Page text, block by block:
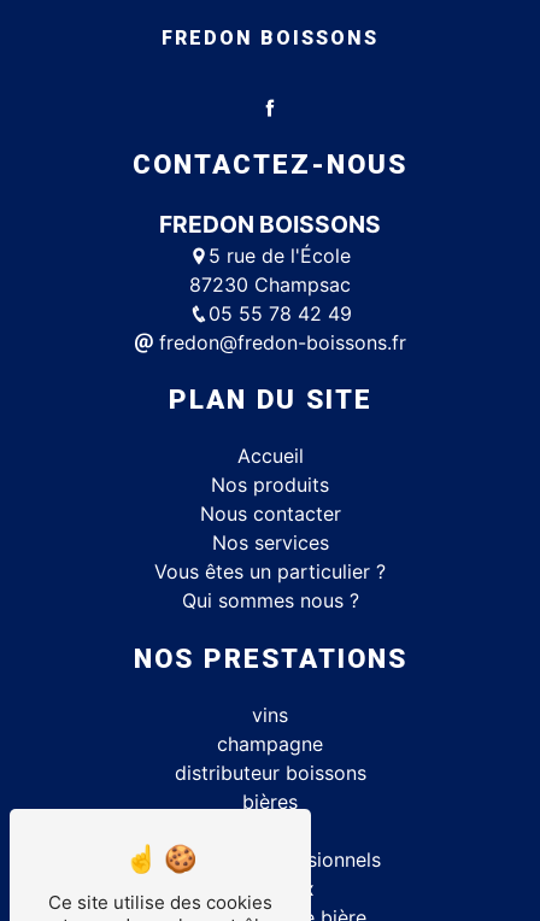
FREDON BOISSONS
CONTACTEZ-NOUS
FREDON BOISSONS
5 rue de l'École
87230 Champsac
05 55 78 42 49
fredon@fredon-boissons.fr
PLAN DU SITE
Accueil
Nos produits
Nous contacter
Nos services
Vous êtes un particulier ?
Qui sommes nous ?
NOS PRESTATIONS
vins
champagne
distributeur boissons
bières
matériels professionnels
spiritueux
Ce site utilise des cookies